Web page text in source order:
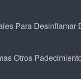
Para Desinflamar
Otros